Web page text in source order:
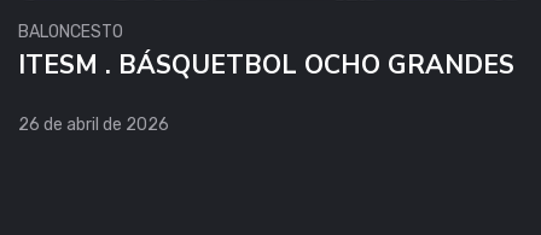
BALONCESTO
ITESM . BÁSQUETBOL OCHO GRANDES
26 de abril de 2026